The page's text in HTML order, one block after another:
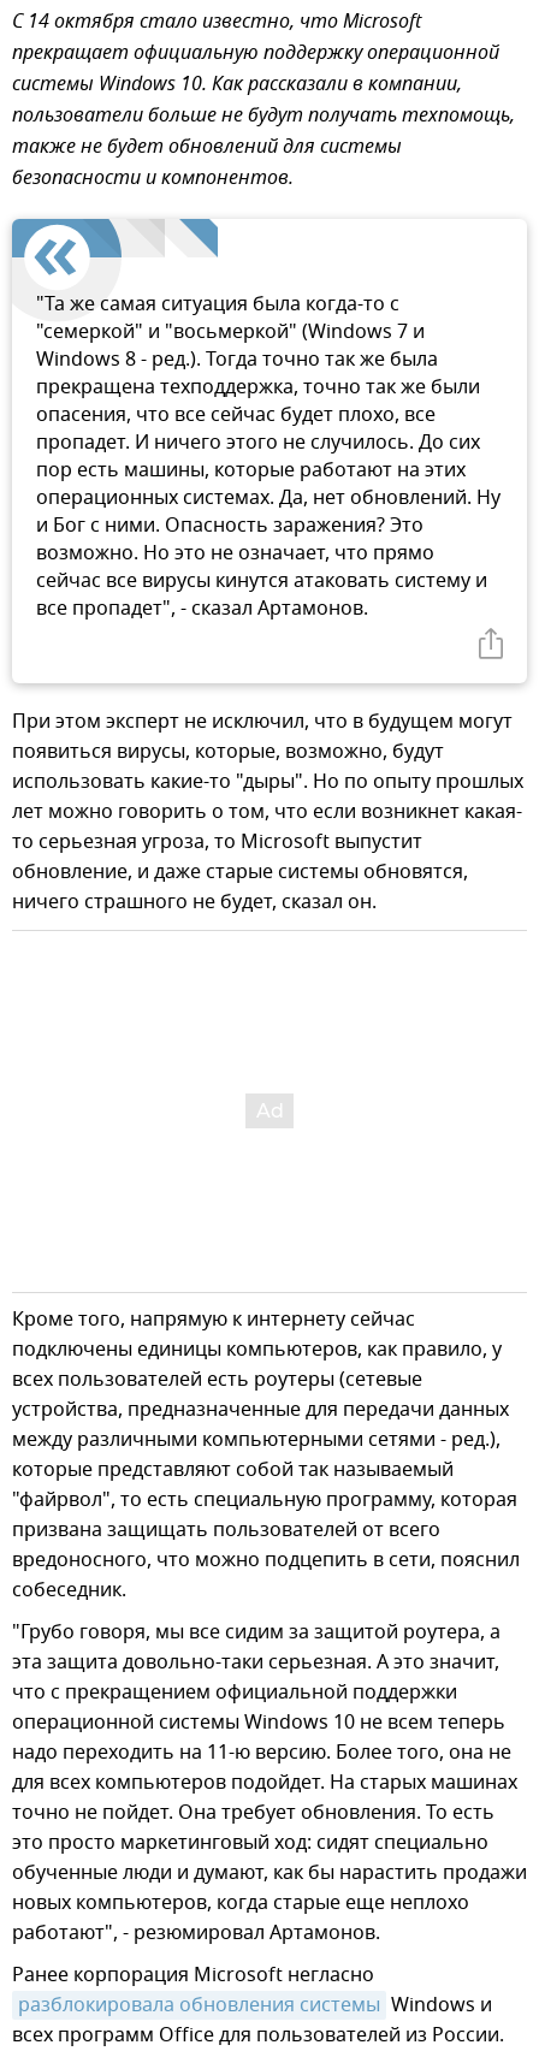
С 14 октября стало известно, что Microsoft
прекращает официальную поддержку операционной
системы Windows 10. Как рассказали в компании,
пользователи больше не будут получать техпомощь,
также не будет обновлений для системы
безопасности и компонентов.
"Та же самая ситуация была когда-то с
"семеркой" и "восьмеркой" (Windows 7 и
Windows 8 - ред.). Тогда точно так же была
прекращена техподдержка, точно так же были
опасения, что все сейчас будет плохо, все
пропадет. И ничего этого не случилось. До сих
пор есть машины, которые работают на этих
операционных системах. Да, нет обновлений. Ну
и Бог с ними. Опасность заражения? Это
возможно. Но это не означает, что прямо
сейчас все вирусы кинутся атаковать систему и
все пропадет", - сказал Артамонов.
При этом эксперт не исключил, что в будущем могут
появиться вирусы, которые, возможно, будут
использовать какие-то "дыры". Но по опыту прошлых
лет можно говорить о том, что если возникнет какая-
то серьезная угроза, то Microsoft выпустит
обновление, и даже старые системы обновятся,
ничего страшного не будет, сказал он.
Кроме того, напрямую к интернету сейчас
подключены единицы компьютеров, как правило, у
всех пользователей есть роутеры (сетевые
устройства, предназначенные для передачи данных
между различными компьютерными сетями - ред.),
которые представляют собой так называемый
"файрвол", то есть специальную программу, которая
призвана защищать пользователей от всего
вредоносного, что можно подцепить в сети, пояснил
собеседник.
"Грубо говоря, мы все сидим за защитой роутера, а
эта защита довольно-таки серьезная. А это значит,
что с прекращением официальной поддержки
операционной системы Windows 10 не всем теперь
надо переходить на 11-ю версию. Более того, она не
для всех компьютеров подойдет. На старых машинах
точно не пойдет. Она требует обновления. То есть
это просто маркетинговый ход: сидят специально
обученные люди и думают, как бы нарастить продажи
новых компьютеров, когда старые еще неплохо
работают", - резюмировал Артамонов.
Ранее корпорация Microsoft негласно
разблокировала обновления системы Windows и
всех программ Office для пользователей из России.